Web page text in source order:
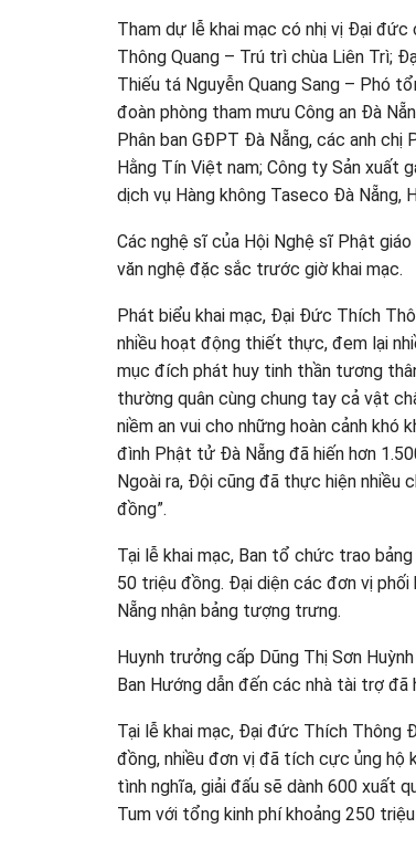
Tham dự lễ khai mạc có nhị vị Đại
Thông Quang – Trú trì chùa Liên Trì;
Thiếu tá Nguyễn Quang Sang – Phó
đoàn phòng tham mưu Công an Đà
Phân ban GĐPT Đà Nẵng, các anh chị
Hằng Tín Việt nam; Công ty Sản xuất
dịch vụ Hàng không Taseco Đà Nẵng,
Các nghệ sĩ của Hội Nghệ sĩ Phật
văn nghệ đặc sắc trước giờ khai mạc.
Phát biểu khai mạc, Đại Đức Thích
nhiều hoạt động thiết thực, đem lại
mục đích phát huy tinh thần tương
thường quân cùng chung tay cả vật
niềm an vui cho những hoàn cảnh khó
đình Phật tử Đà Nẵng đã hiến hơn
Ngoài ra, Đội cũng đã thực hiện nhiều
đồng”.
Tại lễ khai mạc, Ban tổ chức trao
50 triệu đồng. Đại diện các đơn vị
Nẵng nhận bảng tượng trưng.
Huynh trưởng cấp Dũng Thị Sơn
Ban Hướng dẫn đến các nhà tài trợ
Tại lễ khai mạc, Đại đức Thích Thông
đồng, nhiều đơn vị đã tích cực ủng hộ
tình nghĩa, giải đấu sẽ dành 600 xuất
Tum với tổng kinh phí khoảng 250